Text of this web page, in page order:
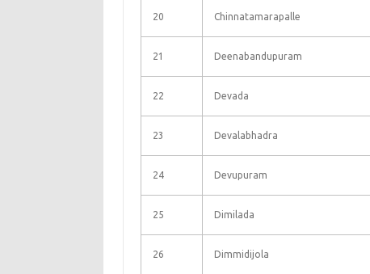
20 Chinnatamarapalle
21 Deenabandupuram
22 Devada
23 Devalabhadra
24 Devupuram
25 Dimilada
26 Dimmidijola